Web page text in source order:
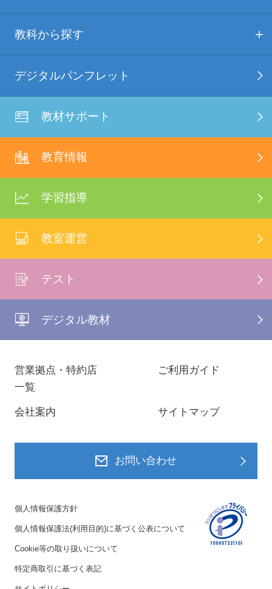
教科から探す
デジタルパンフレット
教材サポート
教育情報
学習指導
教室運営
テスト
デジタル教材
営業拠点・特約店
一覧
ご利用ガイド
会社案内 サイトマップ
お問い合わせ
個人情報保護方針
個人情報保護法(利用目的)に基づく公表について
Cookie等の取り扱いについて
特定商取引に基づく表記